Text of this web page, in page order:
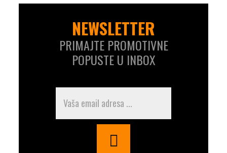
NEWSLETTER
PRIMAJTE PROMOTIVNE
POPUSTE U INBOX